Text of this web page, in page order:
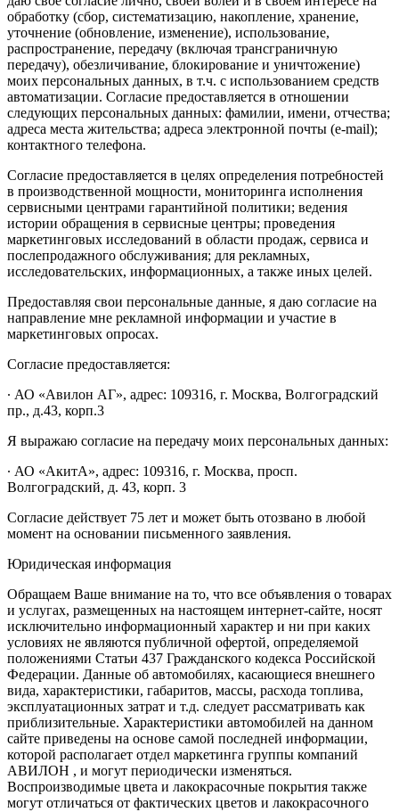
обработку (сбор, систематизацию, накопление, хранение,
уточнение (обновление, изменение), использование,
распространение, передачу (включая трансграничную
передачу), обезличивание, блокирование и уничтожение)
моих персональных данных, в т.ч. с использованием средств
автоматизации. Согласие предоставляется в отношении
следующих персональных данных: фамилии, имени, отчества;
адреса места жительства; адреса электронной почты (e-mail);
контактного телефона.
Согласие предоставляется в целях определения потребностей
в производственной мощности, мониторинга исполнения
сервисными центрами гарантийной политики; ведения
истории обращения в сервисные центры; проведения
маркетинговых исследований в области продаж, сервиса и
послепродажного обслуживания; для рекламных,
исследовательских, информационных, а также иных целей.
Предоставляя свои персональные данные, я даю согласие на
направление мне рекламной информации и участие в
маркетинговых опросах.
Согласие предоставляется:
∙ АО «Авилон АГ», адрес: 109316, г. Москва, Волгоградский
пр., д.43, корп.3
Я выражаю согласие на передачу моих персональных данных:
∙ АО «АкитА», адрес: 109316, г. Москва, просп.
Волгоградский, д. 43, корп. 3
Согласие действует 75 лет и может быть отозвано в любой
момент на основании письменного заявления.
Юридическая информация
Обращаем Ваше внимание на то, что все объявления о товарах
и услугах, размещенных на настоящем интернет-сайте, носят
исключительно информационный характер и ни при каких
условиях не являются публичной офертой, определяемой
положениями Статьи 437 Гражданского кодекса Российской
Федерации. Данные об автомобилях, касающиеся внешнего
вида, характеристики, габаритов, массы, расхода топлива,
эксплуатационных затрат и т.д. следует рассматривать как
приблизительные. Характеристики автомобилей на данном
сайте приведены на основе самой последней информации,
которой располагает отдел маркетинга группы компаний
АВИЛОН , и могут периодически изменяться.
Воспроизводимые цвета и лакокрасочные покрытия также
могут отличаться от фактических цветов и лакокрасочного